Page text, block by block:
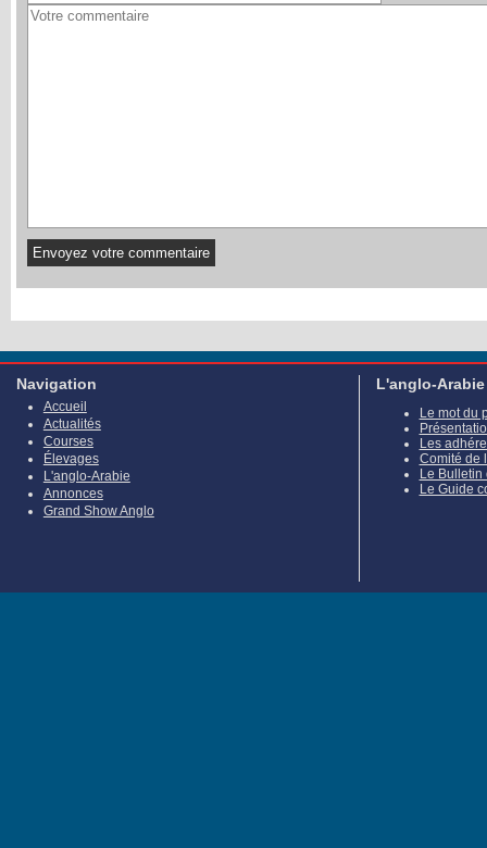
Navigation
Accueil
Actualités
Courses
Élevages
L'anglo-Arabie
Annonces
Grand Show Anglo
L'anglo-Arabie
Le mot du
Les
Comité de
Le Bulletin
Le Guide